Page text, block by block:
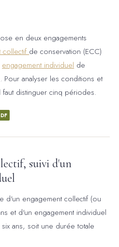
en deux engagements
collectif de conservation (ECC)
engagement individuel de
Pour analyser les conditions et
distinguer cinq périodes.
suivi d'un
d'un engagement collectif (ou
et d'un engagement individuel
ans, soit une durée totale